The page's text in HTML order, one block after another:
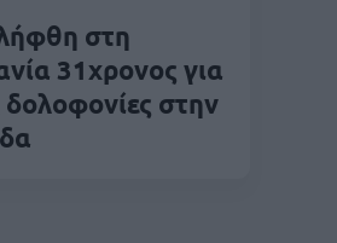
στη
31χρονος για
δολοφονίες στην